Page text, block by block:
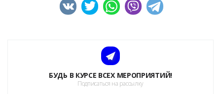
БУДЬ В КУРСЕ ВСЕХ МЕРОПРИЯТИЙ!
Подписаться на рассылку